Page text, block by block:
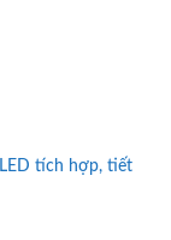
tích hợp, tiết